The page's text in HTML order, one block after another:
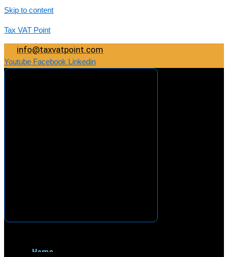
Skip to content
Tax VAT Point
info@taxvatpoint.com
Youtube Facebook Linkedin
Home